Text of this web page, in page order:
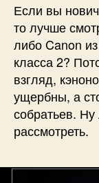
Если вы
то лучше
либо Canon
класса 2?
взгляд,
ущербны, а
собратьев.
рассмотреть.